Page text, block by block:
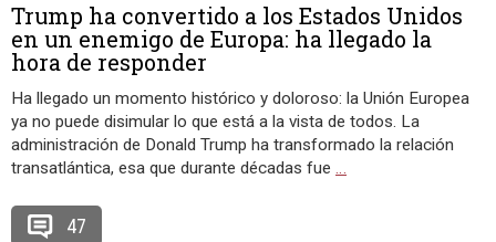
Trump ha convertido a los Estados Unidos
en un enemigo de Europa: ha llegado la
hora de responder
Ha llegado un momento histórico y doloroso: la Unión Europea
ya no puede disimular lo que está a la vista de todos. La
administración de Donald Trump ha transformado la relación
transatlántica, esa que durante décadas fue …
47